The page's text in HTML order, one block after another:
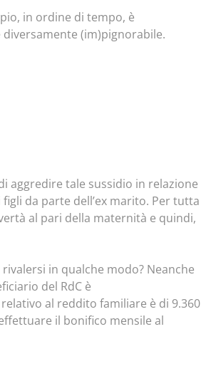
in ordine di tempo, è
(im)pignorabile.
aggredire tale sussidio in relazione
da parte dell’ex marito. Per tutta
al pari della maternità e quindi,
in qualche modo? Neanche
del RdC è
al reddito familiare è di 9.360
il bonifico mensile al